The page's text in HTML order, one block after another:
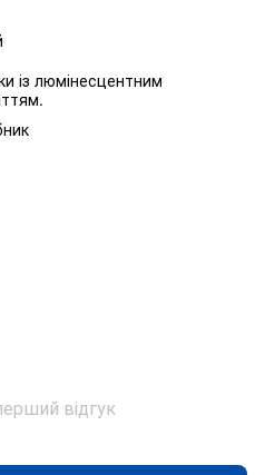
із люмінесцентним
відгук